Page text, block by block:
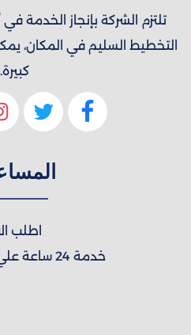
تلتزم الشركة بإنجاز الخدمة
التخطيط السليم في المكان،
كبيرة.
اطلب
خدمة 24 ساعة علي مدار الاسبوع